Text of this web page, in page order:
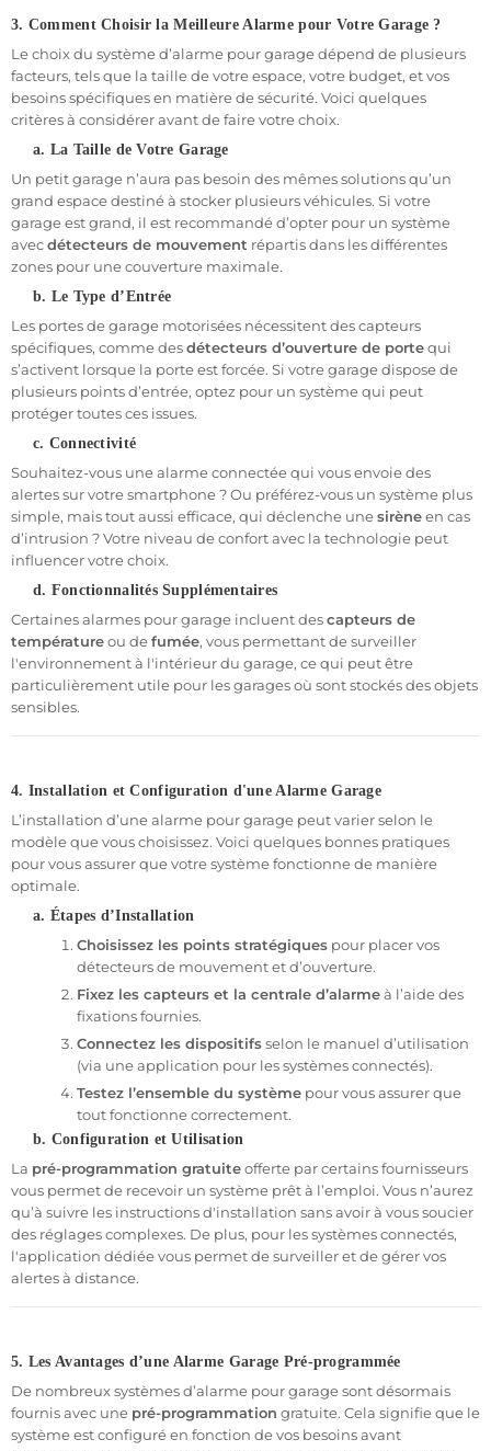
3. Comment Choisir la Meilleure Alarme pour Votre Garage ?
Le choix du système d’alarme pour garage dépend de plusieurs
facteurs, tels que la taille de votre espace, votre budget, et vos
besoins spécifiques en matière de sécurité. Voici quelques
critères à considérer avant de faire votre choix.
a. La Taille de Votre Garage
Un petit garage n’aura pas besoin des mêmes solutions qu’un
grand espace destiné à stocker plusieurs véhicules. Si votre
garage est grand, il est recommandé d’opter pour un système
avecdétecteurs de mouvement répartis dans les différentes
zones pour une couverture maximale.
b. Le Type d’Entrée
Les portes de garage motorisées nécessitent des capteurs
spécifiques, comme desdétecteurs d’ouverture de portequi
s’activent lorsque la porte est forcée. Si votre garage dispose de
plusieurs points d’entrée, optez pour un système qui peut
protéger toutes ces issues.
c. Connectivité
Souhaitez-vous une alarme connectée qui vous envoie des
alertes sur votre smartphone ? Ou préférez-vous un système plus
simple, mais tout aussi efficace, qui déclenche unesirèneen cas
d’intrusion ? Votre niveau de confort avec la technologie peut
influencer votre choix.
d. Fonctionnalités Supplémentaires
Certaines alarmes pour garage incluent descapteurs de
températureou defumée, vous permettant de surveiller
l'environnement à l'intérieur du garage, ce qui peut être
particulièrement utile pour les garages où sont stockés des objets
sensibles.
4. Installation et Configuration d'une Alarme Garage
L’installation d’une alarme pour garage peut varier selon le
modèle que vous choisissez. Voici quelques bonnes pratiques
pour vous assurer que votre système fonctionne de manière
optimale.
a. Étapes d’Installation
Choisissez les points stratégiques pour placer vos
détecteurs de mouvement et d’ouverture.
Fixez les capteurs et la centrale d’alarmeà l’aide des
fixations fournies.
Connectez les dispositifsselon le manuel d’utilisation
(via une application pour les systèmes connectés).
Testez l’ensemble du système pour vous assurer que
tout fonctionne correctement.
b. Configuration et Utilisation
La pré-programmation gratuiteofferte par certains fournisseurs
vous permet de recevoir un système prêt à l’emploi. Vous n’aurez
qu’à suivre les instructions d'installation sans avoir à vous soucier
des réglages complexes. De plus, pour les systèmes connectés,
l'application dédiée vous permet de surveiller et de gérer vos
alertes à distance.
5. Les Avantages d’une Alarme Garage Pré-programmée
De nombreux systèmes d’alarme pour garage sont désormais
fournis avec une pré-programmation gratuite. Cela signifie que le
système est configuré en fonction de vos besoins avant